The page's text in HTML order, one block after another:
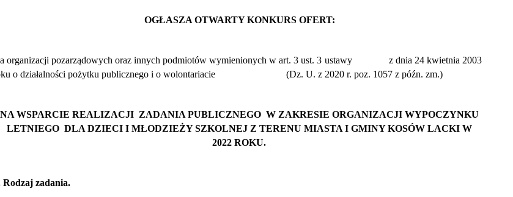
OGŁASZA OTWARTY KONKURS OFERT:
organizacji pozarządowych oraz innych podmiotów wymienionych w art. 3 ust. 3 ustawy z dnia 24 kwietnia 2003
o działalności pożytku publicznego i o wolontariacie (Dz. U. z 2020 r. poz. 1057 z późn. zm.)
NA WSPARCIE REALIZACJI ZADANIA PUBLICZNEGO W ZAKRESIE ORGANIZACJI WYPOCZYNKU
LETNIEGO DLA DZIECI I MŁODZIEŻY SZKOLNEJ Z TERENU MIASTA I GMINY KOSÓW LACKI W
2022 ROKU.
Rodzaj zadania.